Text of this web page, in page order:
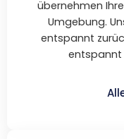
übernehmen
Umgebung.
entspannt
entspannt